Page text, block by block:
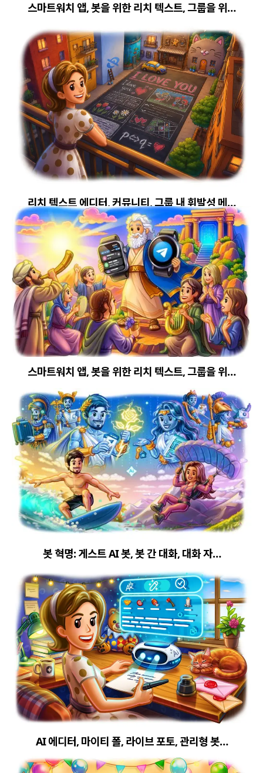
스마트워치 앱, 봇을 위한 리치 텍스트, 그룹을 위…
리치 텍스트 에디터, 커뮤니티, 그룹 내 휘발성 메…
스마트워치 앱, 봇을 위한 리치 텍스트, 그룹을 위…
봇 혁명: 게스트 AI 봇, 봇 간 대화, 대화 자…
AI 에디터, 마이티 폴, 라이브 포토, 관리형 봇…
explore사이트 메뉴 이동 search close
Home 다운로드 가이드
활용팁 스티커 보안
채널·봇 지갑·미니앱 소식·FAQ
Home 바로가기 arrow_forward